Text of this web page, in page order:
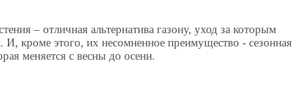
– отличная альтернатива газону, уход за которым
И, кроме этого, их несомненное преимущество - сезонная
меняется с весны до осени.